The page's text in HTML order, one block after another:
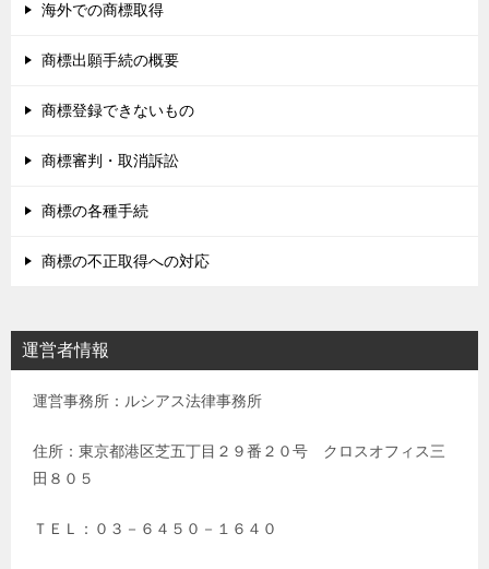
海外での商標取得
商標出願手続の概要
商標登録できないもの
商標審判・取消訴訟
商標の各種手続
商標の不正取得への対応
運営者情報
運営事務所：ルシアス法律事務所
住所：東京都港区芝五丁目２９番２０号 クロスオフィス三
田８０５
ＴＥＬ：０３－６４５０－１６４０